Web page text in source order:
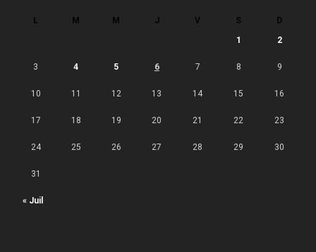
L M M J V S D
« Juil
1 2
3 4 5 6 7 8 9
10 11 12 13 14 15 16
17 18 19 20 21 22 23
24 25 26 27 28 29 30
31